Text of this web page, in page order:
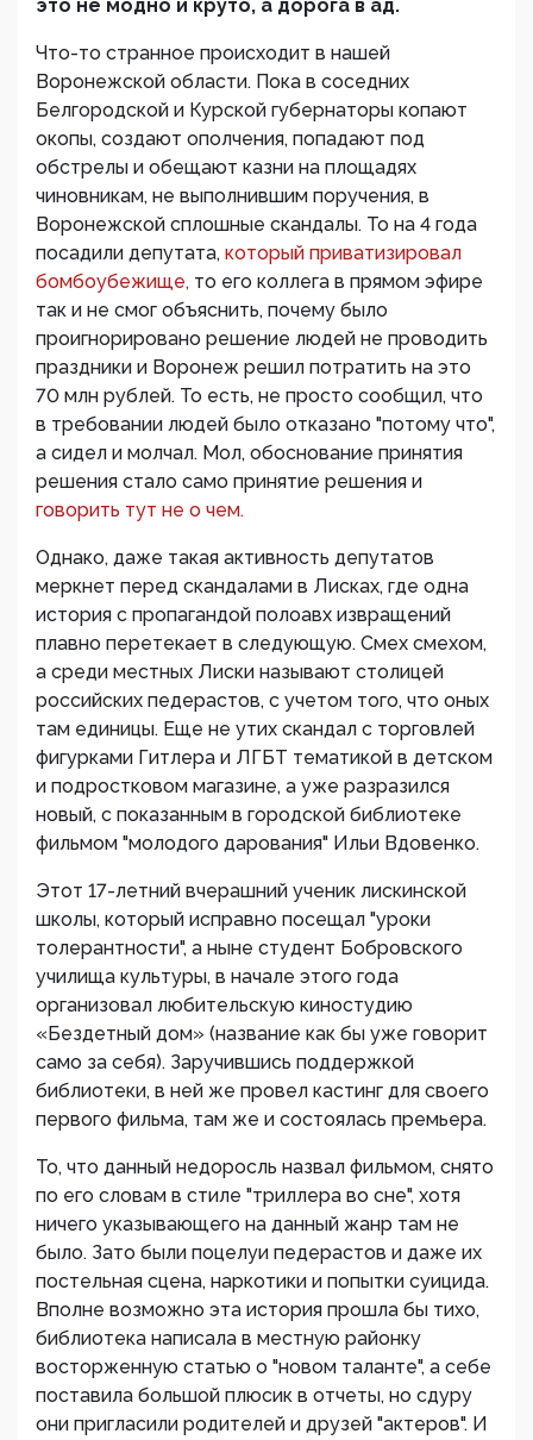
это не модно и круто, а дорога в ад.
Что-то странное происходит в нашей
Воронежской области. Пока в соседних
Белгородской и Курской губернаторы копают
окопы, создают ополчения, попадают под
обстрелы и обещают казни на площадях
чиновникам, не выполнившим поручения, в
Воронежской сплошные скандалы. То на 4 года
посадили депутата, который приватизировал
бомбоубежище, то его коллега в прямом эфире
так и не смог объяснить, почему было
проигнорировано решение людей не проводить
праздники и Воронеж решил потратить на это
70 млн рублей. То есть, не просто сообщил, что
в требовании людей было отказано "потому что",
а сидел и молчал. Мол, обоснование принятия
решения стало само принятие решения и
говорить тут не о чем.
Однако, даже такая активность депутатов
меркнет перед скандалами в Лисках, где одна
история с пропагандой полоавх извращений
плавно перетекает в следующую. Смех смехом,
а среди местных Лиски называют столицей
российских педерастов, с учетом того, что оных
там единицы. Еще не утих скандал с торговлей
фигурками Гитлера и ЛГБТ тематикой в детском
и подростковом магазине, а уже разразился
новый, с показанным в городской библиотеке
фильмом "молодого дарования" Ильи Вдовенко.
Этот 17-летний вчерашний ученик лискинской
школы, который исправно посещал "уроки
толерантности", а ныне студент Бобровского
училища культуры, в начале этого года
организовал любительскую киностудию
«Бездетный дом» (название как бы уже говорит
само за себя). Заручившись поддержкой
библиотеки, в ней же провел кастинг для своего
первого фильма, там же и состоялась премьера.
То, что данный недоросль назвал фильмом, снято
по его словам в стиле "триллера во сне", хотя
ничего указывающего на данный жанр там не
было. Зато были поцелуи педерастов и даже их
постельная сцена, наркотики и попытки суицида.
Вполне возможно эта история прошла бы тихо,
библиотека написала в местную районку
восторженную статью о "новом таланте", а себе
поставила большой плюсик в отчеты, но сдуру
они пригласили родителей и друзей "актеров". И